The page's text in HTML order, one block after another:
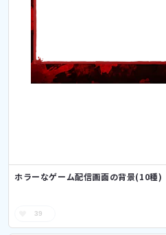
ホラーなゲーム配信画面の背景(10種)
39